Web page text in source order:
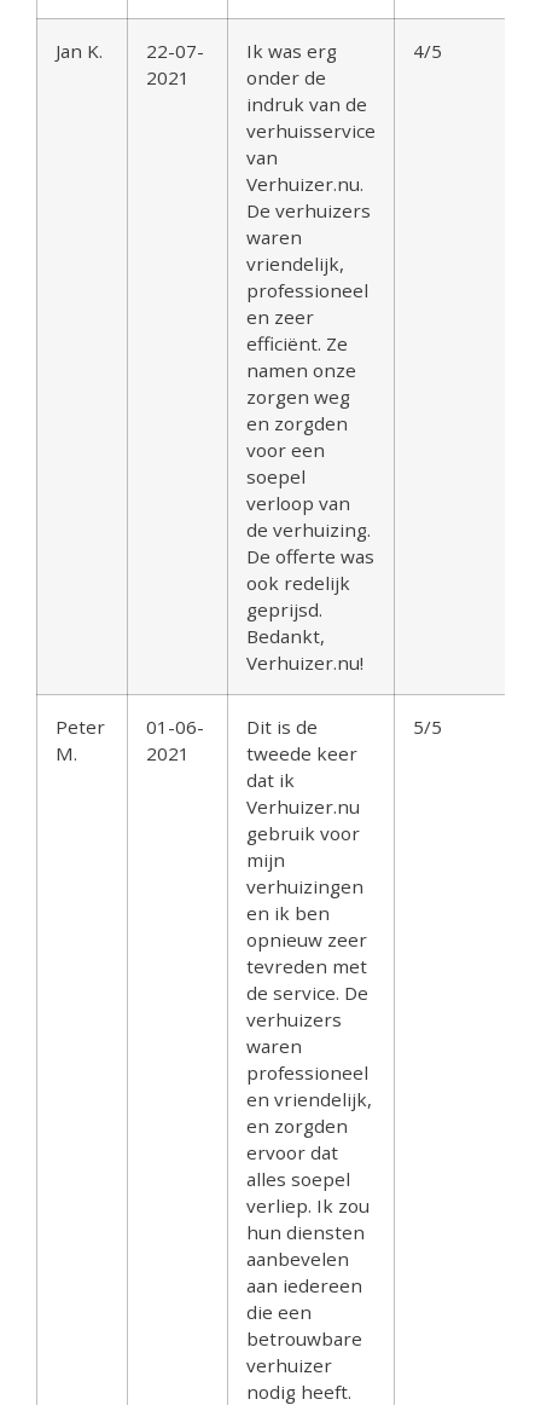
Jan K.
22-07-
2021
Ik was erg
onder de
indruk van de
verhuisservice
van
Verhuizer.nu.
De verhuizers
waren
vriendelijk,
professioneel
en zeer
efficiënt. Ze
namen onze
zorgen weg
en zorgden
voor een
soepel
verloop van
de verhuizing.
De offerte was
ook redelijk
geprijsd.
Bedankt,
Verhuizer.nu!
4/5
Peter
M.
01-06-
2021
Dit is de
tweede keer
dat ik
Verhuizer.nu
gebruik voor
mijn
verhuizingen
en ik ben
opnieuw zeer
tevreden met
de service. De
verhuizers
waren
professioneel
en vriendelijk,
en zorgden
ervoor dat
alles soepel
verliep. Ik zou
hun diensten
aanbevelen
aan iedereen
die een
betrouwbare
verhuizer
nodig heeft.
5/5